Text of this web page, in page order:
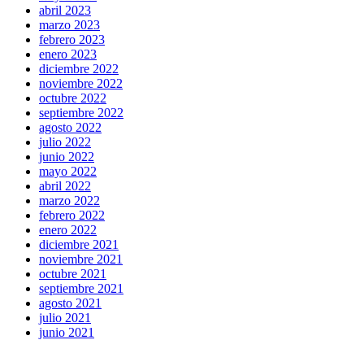
abril 2023
marzo 2023
febrero 2023
enero 2023
diciembre 2022
noviembre 2022
octubre 2022
septiembre 2022
agosto 2022
julio 2022
junio 2022
mayo 2022
abril 2022
marzo 2022
febrero 2022
enero 2022
diciembre 2021
noviembre 2021
octubre 2021
septiembre 2021
agosto 2021
julio 2021
junio 2021